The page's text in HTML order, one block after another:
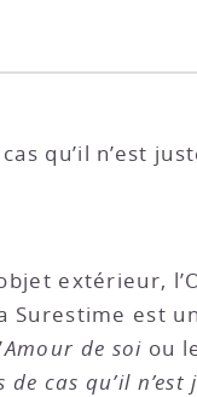
qu’il n’est
extérieur,
Surestime est
Amour de soi ou
cas qu’il n’est